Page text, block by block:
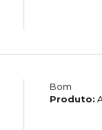
Bom
Produto: